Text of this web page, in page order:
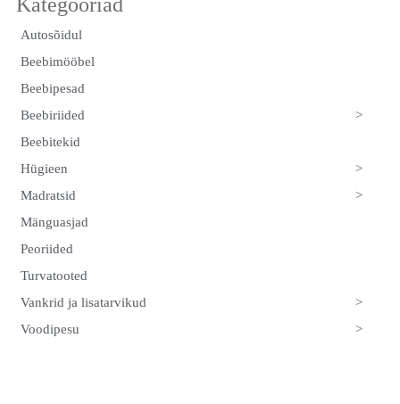
Autosõidul
Beebimööbel
Beebipesad
>
Beebiriided
Beebitekid
>
Hügieen
>
Madratsid
Mänguasjad
Peoriided
Turvatooted
>
Vankrid ja lisatarvikud
>
Voodipesu